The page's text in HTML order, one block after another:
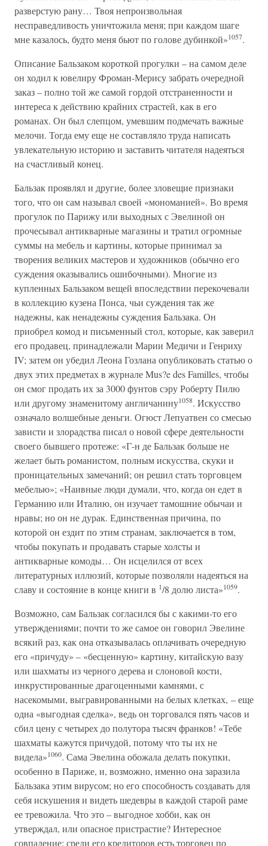
разверстую рану… Твоя непроизвольная
несправедливость уничтожила меня; при каждом шаге
мне казалось, будто меня бьют по голове дубинкой»1057.
Описание Бальзаком короткой прогулки – на самом деле
он ходил к ювелиру Фроман-Мерису забрать очередной
заказ – полно той же самой гордой отстраненности и
интереса к действию крайних страстей, как в его
романах. Он был слепцом, умевшим подмечать важные
мелочи. Тогда ему еще не составляло труда написать
увлекательную историю и заставить читателя надеяться
на счастливый конец.
Бальзак проявлял и другие, более зловещие признаки
того, что он сам называл своей «мономанией». Во время
прогулок по Парижу или выходных с Эвелиной он
прочесывал антикварные магазины и тратил огромные
суммы на мебель и картины, которые принимал за
творения великих мастеров и художников (обычно его
суждения оказывались ошибочными). Многие из
купленных Бальзаком вещей впоследствии перекочевали
в коллекцию кузена Понса, чьи суждения так же
надежны, как ненадежны суждения Бальзака. Он
приобрел комод и письменный стол, которые, как заверил
его продавец, принадлежали Марии Медичи и Генриху
IV; затем он убедил Леона Гозлана опубликовать статью о
двух этих предметах в журнале Mus?e des Familles, чтобы
он смог продать их за 3000 фунтов сэру Роберту Пилю
или другому знаменитому англичанину1058. Искусство
означало волшебные деньги. Огюст Лепуатвен со смесью
зависти и злорадства писал о новой сфере деятельности
своего бывшего протеже: «Г-н де Бальзак больше не
желает быть романистом, полным искусства, скуки и
проницательных замечаний; он решил стать торговцем
мебелью»; «Наивные люди думали, что, когда он едет в
Германию или Италию, он изучает тамошние обычаи и
нравы; но он не дурак. Единственная причина, по
которой он ездит по этим странам, заключается в том,
чтобы покупать и продавать старые холсты и
антикварные комоды… Он исцелился от всех
литературных иллюзий, которые позволяли надеяться на
славу и состояние в конце книги в 1/8 долю листа»1059.
Возможно, сам Бальзак согласился бы с какими-то его
утверждениями; почти то же самое он говорил Эвелине
всякий раз, как она отказывалась оплачивать очередную
его «причуду» – «бесценную» картину, китайскую вазу
или шахматы из черного дерева и слоновой кости,
инкрустированные драгоценными камнями, с
насекомыми, выгравированными на белых клетках, – еще
одна «выгодная сделка», ведь он торговался пять часов и
сбил цену с четырех до полутора тысяч франков! «Тебе
шахматы кажутся причудой, потому что ты их не
видела»1060. Сама Эвелина обожала делать покупки,
особенно в Париже, и, возможно, именно она заразила
Бальзака этим вирусом; но его способность создавать для
себя искушения и видеть шедевры в каждой старой раме
ее тревожила. Что это – выгодное хобби, как он
утверждал, или опасное пристрастие? Интересное
совпадение: среди его кредиторов есть торговец по